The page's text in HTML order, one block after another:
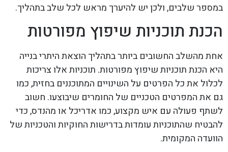
במספר שלבים, ולכן יש להיערך מראש לכל שלב בתהליך.
הכנת תוכניות שיפוץ מפורטות
אחת מהשלב החשובים ביותר בתהליך הוצאת היתרי בנייה
היא הכנת תוכניות שיפוץ מפורטות. תוכניות אלו צריכות
לכלול את כל הפרטים על השינויים המתוכננים בחזית, כמו
גם את המפרטים הטכניים של החומרים שיבוצעו. חשוב
לשתף פעולה עם איש מקצוע, כמו אדריכל או מהנדס, כדי
להבטיח שהתוכניות עומדות בדרישות החוקיות והטכניות של
הוועדה המקומית.